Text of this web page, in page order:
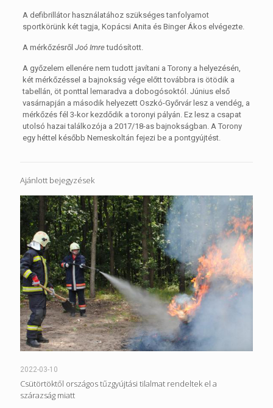
A defibrillátor használatához szükséges tanfolyamot
sportkörünk két tagja, Kopácsi Anita és Binger Ákos elvégezte.
A mérkőzésről Joó Imretudósított.
A győzelem ellenére nem tudott javítani a Torony a helyezésén,
két mérkőzéssel a bajnokság vége előtt továbbra is ötödik a
tabellán, öt ponttal lemaradva a dobogósoktól. Június első
vasárnapján a második helyezett Oszkó-Győrvár lesz a vendég, a
mérkőzés fél 3-kor kezdődik a toronyi pályán. Ez lesz a csapat
utolsó hazai találkozója a 2017/18-as bajnokságban. A Torony
egy héttel később Nemeskoltán fejezi be a pontgyújtést.
Ajánlott bejegyzések
2022-03-10
Csütörtöktől országos tűzgyújtási tilalmat rendeltek el a
szárazság miatt